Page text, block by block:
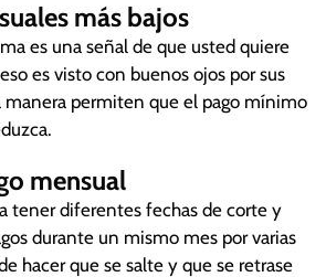
más bajos
es una señal de que usted quiere
es visto con buenos ojos por sus
manera permiten que el pago mínimo
mensual
tener diferentes fechas de corte y
durante un mismo mes por varias
hacer que se salte y que se retrase